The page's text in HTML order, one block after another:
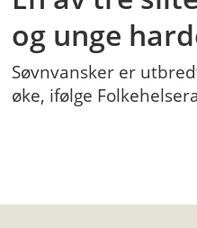
og unge
Søvnvansker er
øke, ifølge